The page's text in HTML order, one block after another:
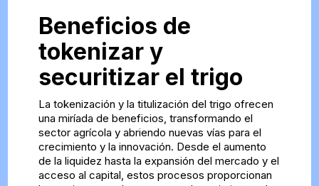
Beneficios de
tokenizar y
securitizar el trigo
La tokenización y la titulización del trigo ofrecen
una miríada de beneficios, transformando el
sector agrícola y abriendo nuevas vías para el
crecimiento y la innovación. Desde el aumento
de la liquidez hasta la expansión del mercado y el
acceso al capital, estos procesos proporcionan